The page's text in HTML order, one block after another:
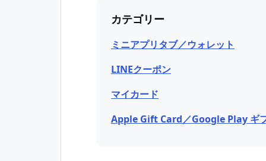
カテゴリー
ミニアプリタブ／ウォレット
LINEクーポン
マイカード
Apple Gift Card／Google Play ギ